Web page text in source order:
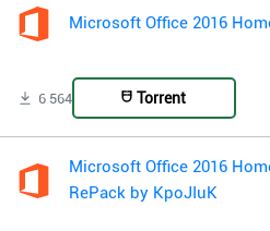
Microsoft Office 2016
6 564 Torrent
Microsoft Office 2016
RePack by KpoJIuK